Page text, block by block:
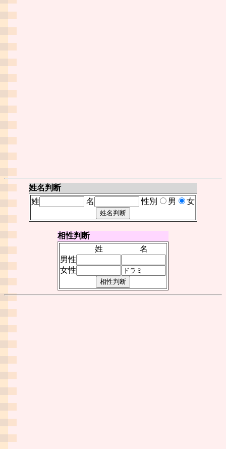
姓名判断
姓
名 性別 男 女
相性判断
姓
名
男性
女性